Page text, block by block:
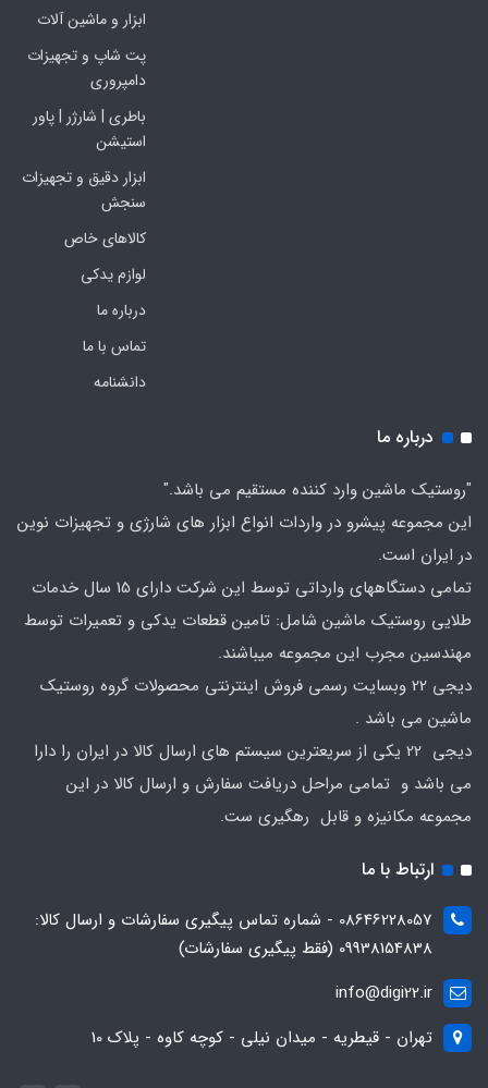
ابزار و ماشین آلات
پت شاپ و تجهیزات
دامپروری
باطری | شارژر | پاور
استیشن
ابزار دقیق و تجهیزات
سنجش
کالاهای خاص
لوازم یدکی
درباره ما
تماس با ما
دانشنامه
درباره ما
"روستیک ماشین وارد کننده مستقیم می باشد."
این مجموعه پیشرو در واردات انواع ابزار های شارژی و تجهیزات نوین
در ایران است.
تمامی دستگاههای وارداتی توسط این شرکت دارای 15 سال خدمات
طلایی روستیک ماشین شامل: تامین قطعات یدکی و تعمیرات توسط
مهندسین مجرب این مجموعه میباشند.
دیجی 22 وبسایت رسمی فروش اینترنتی محصولات گروه روستیک
ماشین می باشد .
دیجی 22 یکی از سریعترین سیستم های ارسال کالا در ایران را دارا
می باشد و تمامی مراحل دریافت سفارش و ارسال کالا در این
مجموعه مکانیزه و قابل رهگیری ست.
ارتباط با ما
08646228057 - شماره تماس پیگیری سفارشات و ارسال کالا:
09938154838 (فقط پیگیری سفارشات)
info@digi22.ir
تهران - قیطریه - میدان نیلی - کوچه کاوه - پلاک 10